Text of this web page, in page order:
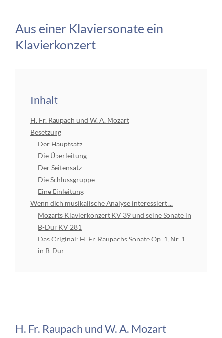
Aus einer Klaviersonate ein
Klavierkonzert
Inhalt
H. Fr. Raupach und W. A. Mozart
Besetzung
Der Hauptsatz
Die Überleitung
Der Seitensatz
Die Schlussgruppe
Eine Einleitung
Wenn dich musikalische Analyse interessiert ...
Mozarts Klavierkonzert KV 39 und seine Sonate in
B-Dur KV 281
Das Original: H. Fr. Raupachs Sonate Op. 1, Nr. 1
in B-Dur
H. Fr. Raupach und W. A. Mozart